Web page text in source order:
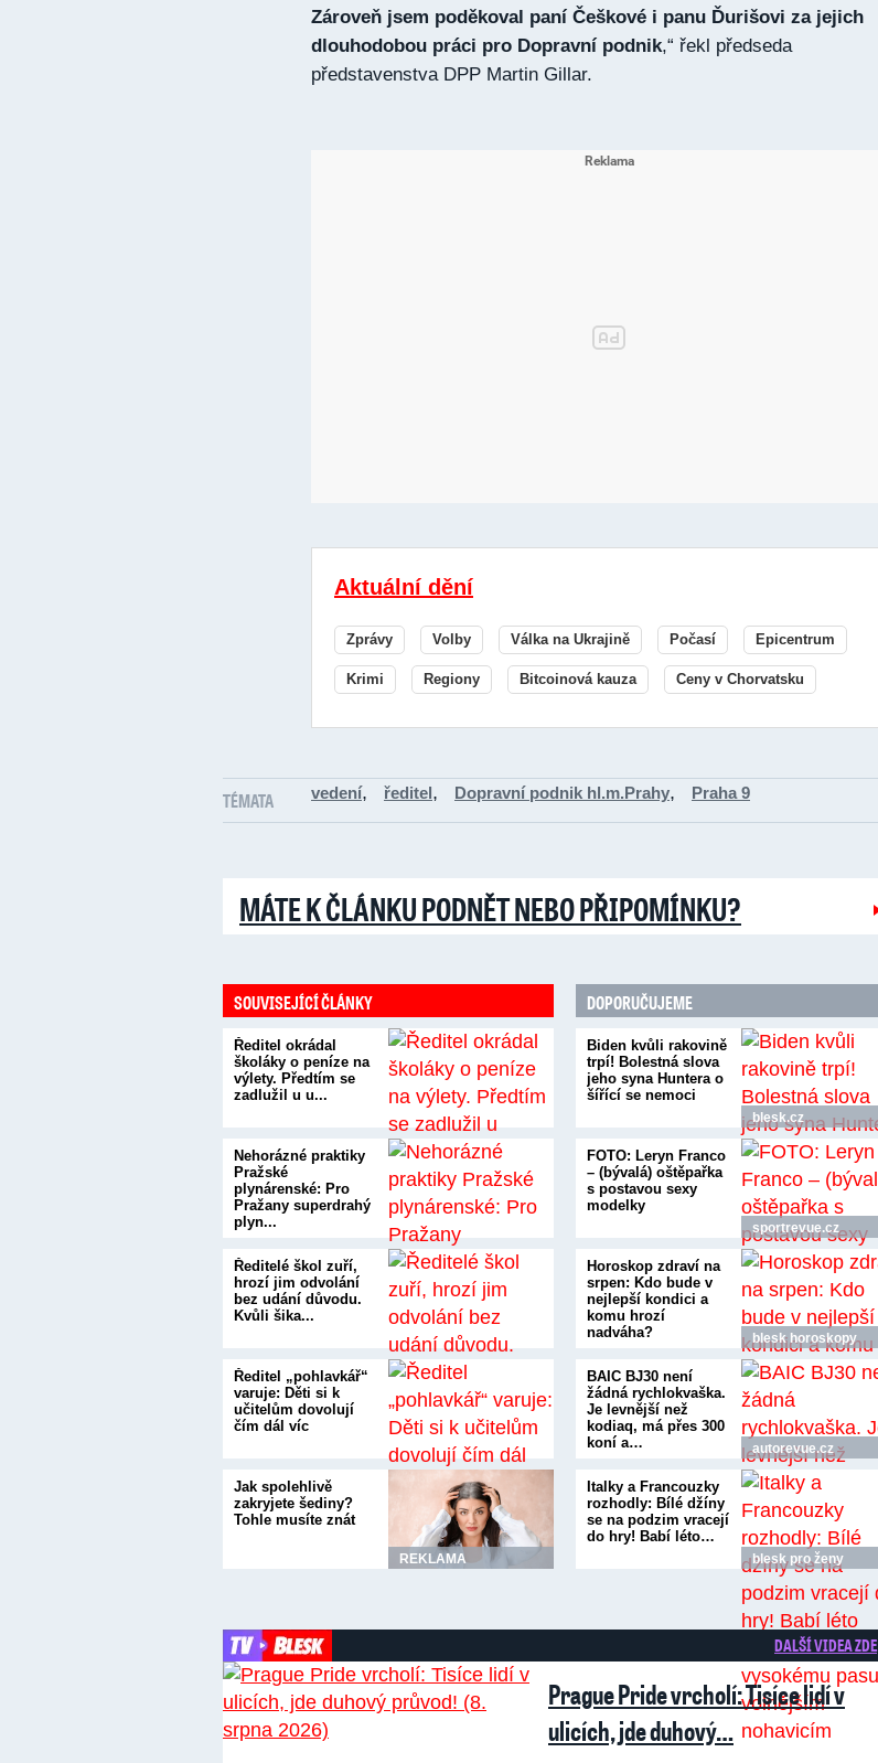
Zároveň jsem poděkoval paní Češkové i panu Ďurišovi za jejich
dlouhodobou práci pro Dopravní podnik,“ řekl předseda
představenstva DPP Martin Gillar.
Aktuální dění
Zprávy Volby Válka na Ukrajině Počasí Epicentrum
Krimi Regiony Bitcoinová kauza Ceny v Chorvatsku
TÉMATA vedení, ředitel, Dopravní podnik hl.m.Prahy, Praha 9
MÁTE K ČLÁNKU PODNĚT NEBO PŘIPOMÍNKU?
SOUVISEJÍCÍ ČLÁNKY
Ředitel okrádal
školáky o peníze na
výlety. Předtím se
zadlužil u u...
Nehorázné praktiky
Pražské
plynárenské: Pro
Pražany superdrahý
plyn...
Ředitelé škol zuří,
hrozí jim odvolání
bez udání důvodu.
Kvůli šika...
Ředitel „pohlavkář“
varuje: Děti si k
učitelům dovolují
čím dál víc
Jak spolehlivě
zakryjete šediny?
Tohle musíte znát
REKLAMA
DOPORUČUJEME
Biden kvůli rakovině
trpí! Bolestná slova
jeho syna Huntera o
šířící se nemoci
blesk.cz
FOTO: Leryn Franco
– (bývalá) oštěpařka
s postavou sexy
modelky
sportrevue.cz
Horoskop zdraví na
srpen: Kdo bude v
nejlepší kondici a
komu hrozí
nadváha?
blesk horoskopy
BAIC BJ30 není
žádná rychlokvaška.
Je levnější než
kodiaq, má přes 300
koní a…
autorevue.cz
Italky a Francouzky
rozhodly: Bílé džíny
se na podzim vracejí
do hry! Babí léto…
blesk pro ženy
DALŠÍ VIDEA ZDE
Prague Pride vrcholí: Tisíce lidí v
ulicích, jde duhový…